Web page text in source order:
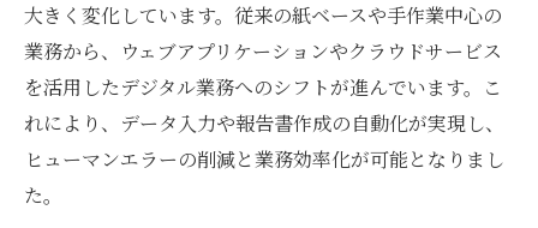
名古屋で進化する会計事務所の業務効率化
会計事務所がサポートするクラウド運用術
東区で注目集める会計事務所の実力とは
会計事務所が持つ東区ならではの強みと魅
大きく変化しています。従来の紙ベースや手作業中心の
業務から、ウェブアプリケーションやクラウドサービス
を活用したデジタル業務へのシフトが進んでいます。こ
れにより、データ入力や報告書作成の自動化が実現し、
ヒューマンエラーの削減と業務効率化が可能となりまし
た。